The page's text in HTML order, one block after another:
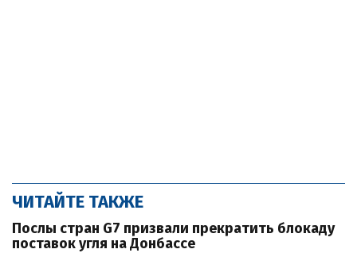
ЧИТАЙТЕ ТАКЖЕ
Послы стран G7 призвали прекратить блокаду
поставок угля на Донбассе